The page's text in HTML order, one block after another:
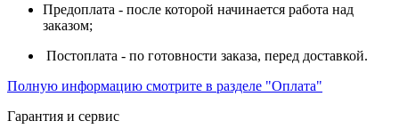
Предоплата - после которой начинается работа над
заказом;
Постоплата - по готовности заказа, перед доставкой.
Полную информацию смотрите в разделе "Оплата"
Гарантия и сервис